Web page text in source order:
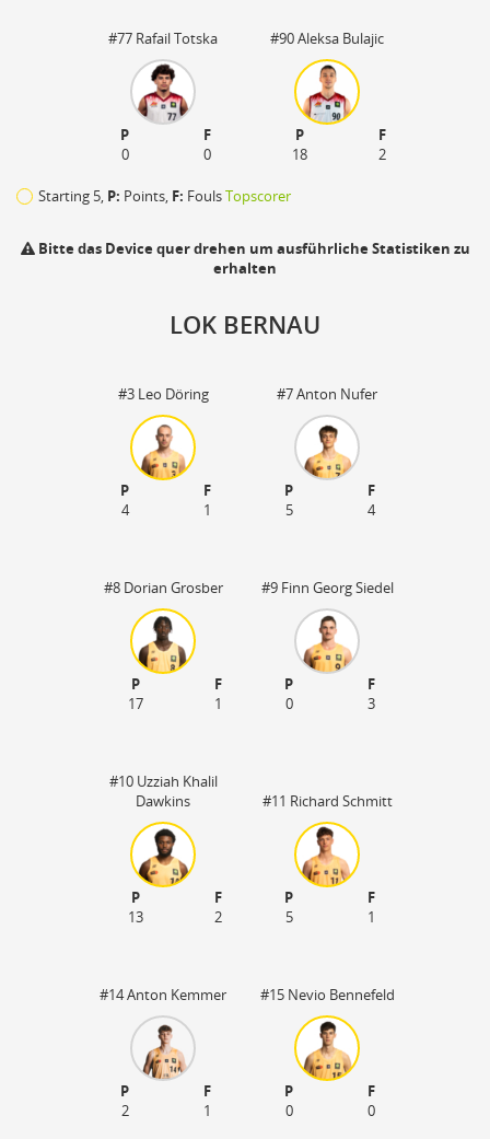
#77 Rafail Totska
P
F
0
0
#90 Aleksa Bulajic
P
F
18
2
Starting 5, P: Points, F: FoulsTopscorer
Bitte das Device quer drehen um ausführliche Statistiken zu
erhalten
LOK BERNAU
#3 Leo Döring
P
F
4
1
#7 Anton Nufer
P
F
5
4
#8 Dorian Grosber
P
F
17
1
#9 Finn Georg Siedel
P
F
0
3
#10 Uzziah Khalil
Dawkins
P
F
13
2
#11 Richard Schmitt
P
F
5
1
#14 Anton Kemmer
P
F
2
1
#15 Nevio Bennefeld
P
F
0
0